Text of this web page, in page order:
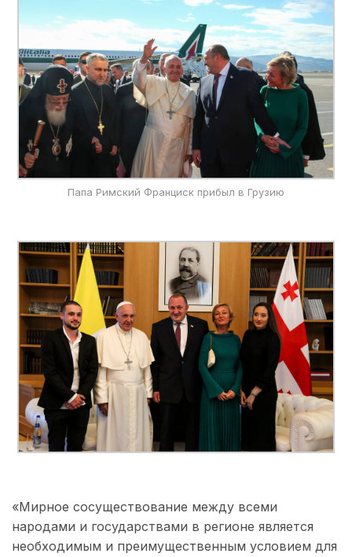
Папа Римский Франциск прибыл в Грузию
«Мирное сосуществование между всеми
народами и государствами в регионе является
необходимым и преимущественным условием для